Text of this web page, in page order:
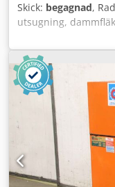
Skick: begagnad,
utsugning,
Dietz 0,125 kW,
m³/h - Anslutning:
75 mm - Mått: 380/
Rbhzs Ahljrf